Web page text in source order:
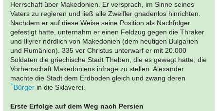
Herrschaft über Makedonien. Er versprach, im Sinne seines
Vaters zu regieren und ließ alle Zweifler gnadenlos hinrichten.
Nachdem er auf diese Weise seine Position als Nachfolger
gefestigt hatte, unternahm er einen Feldzug gegen die Thraker
und Illyrer nördlich von Makedonien (dem heutigen Bulgarien
und Rumänien). 335 vor Christus unterwarf er mit 20.000
Soldaten die griechische Stadt Theben, die es gewagt hatte, die
Vorherrschaft Makedoniens infrage zu stellen. Alexander
machte die Stadt dem Erdboden gleich und zwang deren
Bürger in die Sklaverei.
Erste Erfolge auf dem Weg nach Persien